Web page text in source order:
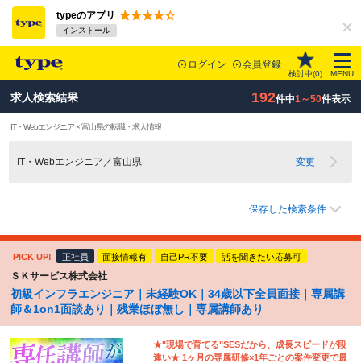
typeのアプリ
インストール
ログイン 会員登録
検討中(0) MENU
求人検索結果 192件中1～50件表示
IT・Webエンジニア × 富山県の転職・求人情報
IT・Webエンジニア／富山県 変更
保存した検索条件
PICK UP! 正社員 面接情報有 自己PR不要 話を聞きたい応募可
ＳＫサービス株式会社
初級インフラエンジニア｜未経験OK｜34歳以下全員面接｜専属講
師＆1on1面談あり｜残業ほぼ無し｜専属講師あり
★"現場で育てる"SESだから、成長スピードが段
違い★ 1ヶ月の専属研修×1年ごとの案件変更で最